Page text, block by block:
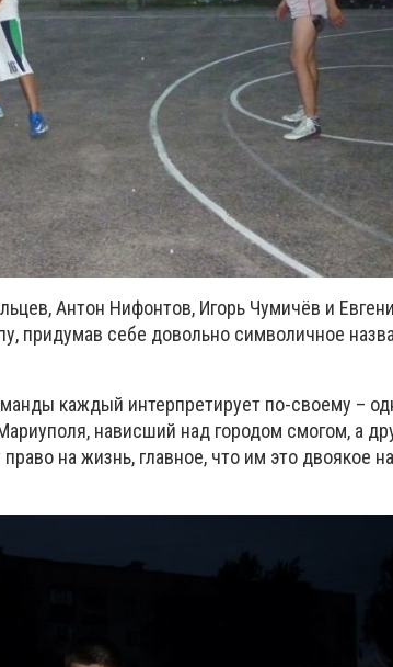
Антон Нифонтов, Игорь Чумичёв и
придумав себе довольно символичное
каждый интерпретирует по-своему –
нависший над городом смогом, а
на жизнь, главное, что им это двоякое